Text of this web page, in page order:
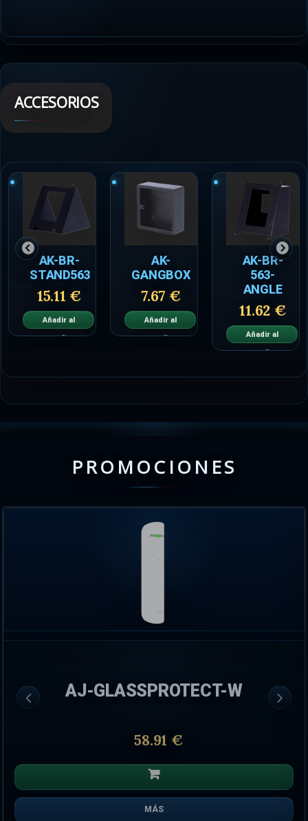
ACCESORIOS
AK-BR-
STAND563
15.11 €
Añadir al
carrito
AK-
GANGBOX
7.67 €
Añadir al
carrito
AK-BR-
563-
ANGLE
11.62 €
Añadir al
carrito
PROMOCIONES
AJ-GLASSPROTECT-W
58.91 €
MÁS